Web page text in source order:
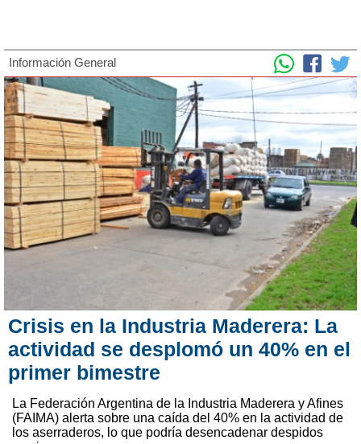
Información General
Crisis en la Industria Maderera: La
actividad se desplomó un 40% en el
primer bimestre
La Federación Argentina de la Industria Maderera y Afines
(FAIMA) alerta sobre una caída del 40% en la actividad de
los aserraderos, lo que podría desencadenar despidos